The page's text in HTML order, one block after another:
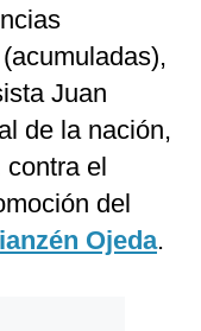
Juan
de la nación,
contra el
del
Ojeda.